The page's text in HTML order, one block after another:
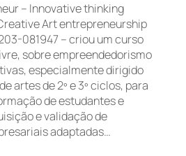
– Innovative thinking
Art entrepreneurship
081947 – criou um curso
sobre empreendedorismo
especialmente dirigido
artes de 2º e 3º ciclos, para
de estudantes e
e validação de
adaptadas…